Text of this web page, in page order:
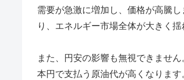
需要が急激に増加し、価格が高騰
り、エネルギー市場全体が大きく揺
また、円安の影響も無視できませ
本円で支払う原油代が高くなりま